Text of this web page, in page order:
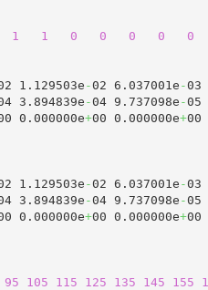
1 1 0 0 0 0 0
1.129503e-02 6.037001e -03
3.894839e-04 9.737098e -
0.000000e+00 0.000000e+
1.129503e-02 6.037001e -03
3.894839e-04 9.737098e -
0.000000e+00 0.000000e+
95 105 115 125 135 145 155